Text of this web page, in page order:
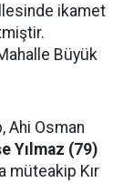
ikamet
Büyük
Ahi Osman
Yılmaz (79)
müteakip Kır